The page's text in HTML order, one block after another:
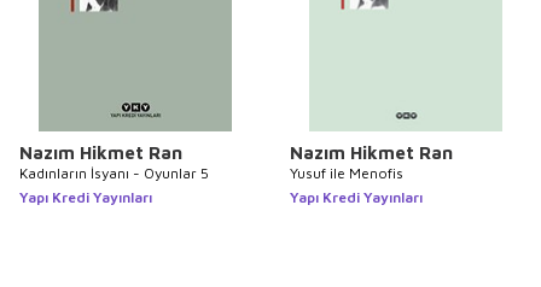
Nazım Hikmet Ran
Kadınların İsyanı - Oyunlar 5
Yapı Kredi Yayınları
Nazım Hikmet Ran
Yusuf ile Menofis
Yapı Kredi Yayınları